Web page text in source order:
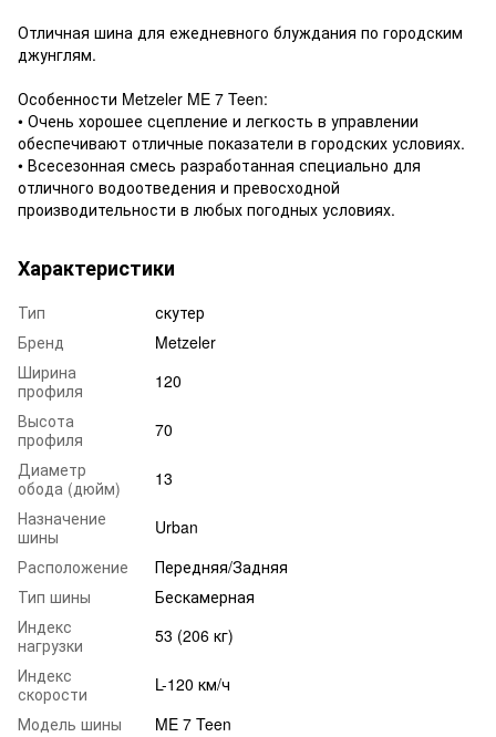
Отличная шина для ежедневного блуждания по городским
джунглям.
Особенности Metzeler ME 7 Teen:
• Очень хорошее сцепление и легкость в управлении
обеспечивают отличные показатели в городских условиях.
• Всесезонная смесь разработанная специально для
отличного водоотведения и превосходной
производительности в любых погодных условиях.
Характеристики
Тип
скутер
Бренд
Metzeler
Ширина
профиля
120
Высота
профиля
70
Диаметр
обода (дюйм)
13
Назначение
шины
Urban
Расположение
Передняя/Задняя
Тип шины
Бескамерная
Индекс
нагрузки
53 (206 кг)
Индекс
скорости
L-120 км/ч
Модель шины
ME 7 Teen